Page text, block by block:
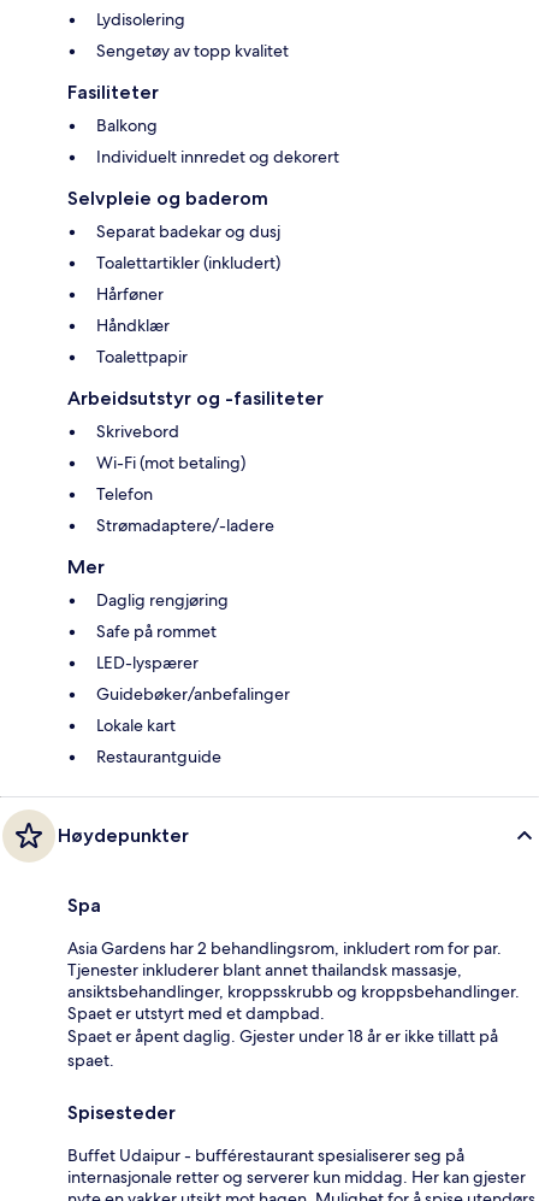
Lydisolering
Sengetøy av topp kvalitet
Fasiliteter
Balkong
Individuelt innredet og dekorert
Selvpleie og baderom
Separat badekar og dusj
Toalettartikler (inkludert)
Hårføner
Håndklær
Toalettpapir
Arbeidsutstyr og -fasiliteter
Skrivebord
Wi-Fi (mot betaling)
Telefon
Strømadaptere/-ladere
Mer
Daglig rengjøring
Safe på rommet
LED-lyspærer
Guidebøker/anbefalinger
Lokale kart
Restaurantguide
Høydepunkter
Spa
Asia Gardens har 2 behandlingsrom, inkludert rom for par.
Tjenester inkluderer blant annet thailandsk massasje,
ansiktsbehandlinger, kroppsskrubb og kroppsbehandlinger.
Spaet er utstyrt med et dampbad.
Spaet er åpent daglig. Gjester under 18 år er ikke tillatt på
spaet.
Spisesteder
Buffet Udaipur - bufférestaurant spesialiserer seg på
internasjonale retter og serverer kun middag. Her kan gjester